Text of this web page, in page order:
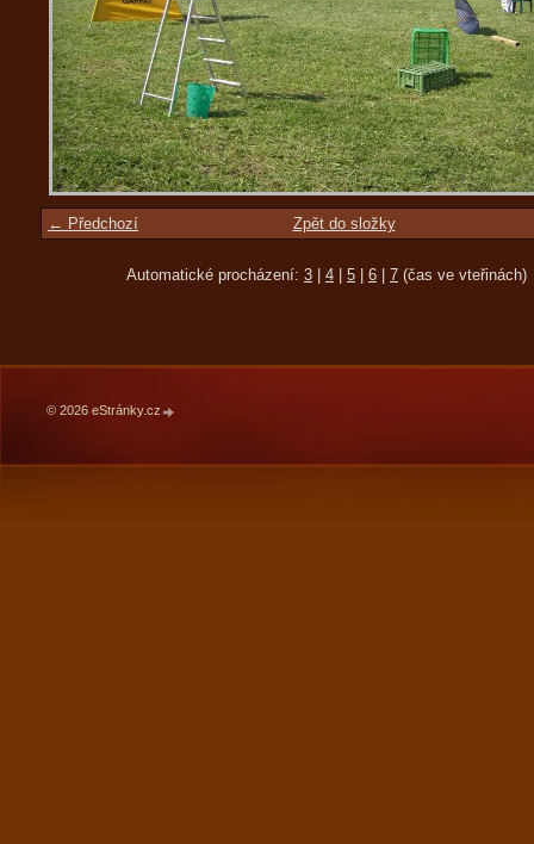
← Předchozí Zpět do složky
Automatické procházení: 3 4 5 6 7 (čas ve vteřinách)
© 2026 eStránky.cz